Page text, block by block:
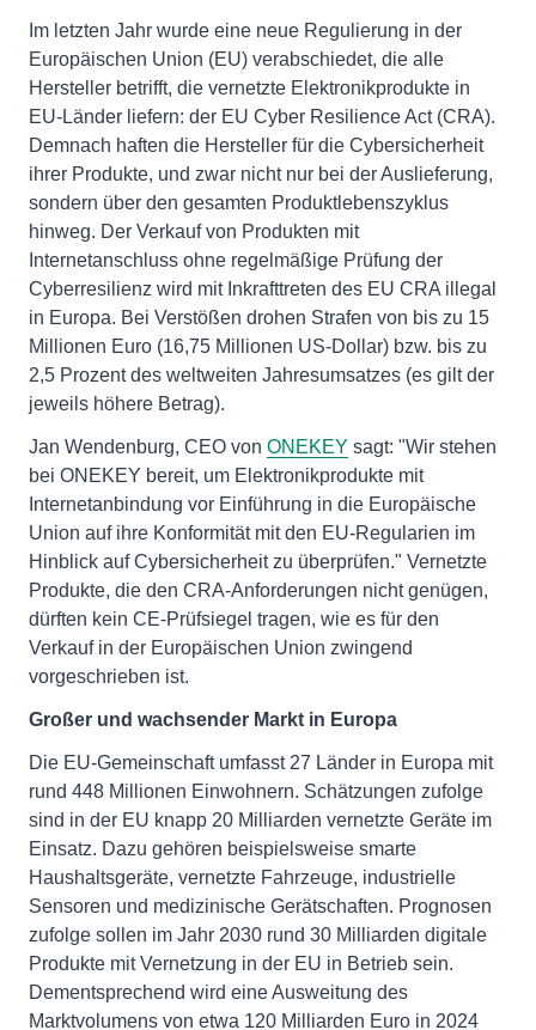
Im letzten Jahr wurde eine neue Regulierung in der
Europäischen Union (EU) verabschiedet, die alle
Hersteller betrifft, die vernetzte Elektronikprodukte in
EU-Länder liefern: der EU Cyber Resilience Act (CRA).
Demnach haften die Hersteller für die Cybersicherheit
ihrer Produkte, und zwar nicht nur bei der Auslieferung,
sondern über den gesamten Produktlebenszyklus
hinweg. Der Verkauf von Produkten mit
Internetanschluss ohne regelmäßige Prüfung der
Cyberresilienz wird mit Inkrafttreten des EU CRA illegal
in Europa. Bei Verstößen drohen Strafen von bis zu 15
Millionen Euro (16,75 Millionen US-Dollar) bzw. bis zu
2,5 Prozent des weltweiten Jahresumsatzes (es gilt der
jeweils höhere Betrag).
Jan Wendenburg, CEO von ONEKEY sagt: "Wir stehen
bei ONEKEY bereit, um Elektronikprodukte mit
Internetanbindung vor Einführung in die Europäische
Union auf ihre Konformität mit den EU-Regularien im
Hinblick auf Cybersicherheit zu überprüfen." Vernetzte
Produkte, die den CRA-Anforderungen nicht genügen,
dürften kein CE-Prüfsiegel tragen, wie es für den
Verkauf in der Europäischen Union zwingend
vorgeschrieben ist.
Großer und wachsender Markt in Europa
Die EU-Gemeinschaft umfasst 27 Länder in Europa mit
rund 448 Millionen Einwohnern. Schätzungen zufolge
sind in der EU knapp 20 Milliarden vernetzte Geräte im
Einsatz. Dazu gehören beispielsweise smarte
Haushaltsgeräte, vernetzte Fahrzeuge, industrielle
Sensoren und medizinische Gerätschaften. Prognosen
zufolge sollen im Jahr 2030 rund 30 Milliarden digitale
Produkte mit Vernetzung in der EU in Betrieb sein.
Dementsprechend wird eine Ausweitung des
Marktvolumens von etwa 120 Milliarden Euro in 2024